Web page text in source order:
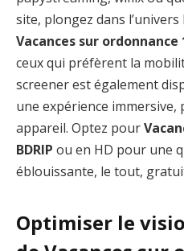
site, plongez dans
Vacances sur ordonnance
ceux qui préfèrent la
screener est également
une expérience
appareil. Optez pour
BDRIP ou en HD pour une
éblouissante, le tout,
Optimiser le